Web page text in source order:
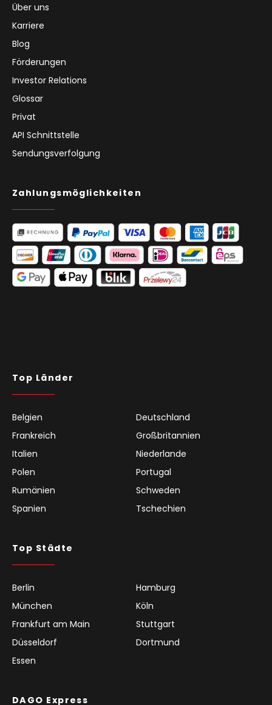
Über uns
Karriere
Blog
Förderungen
Investor Relations
Glossar
Privat
API Schnittstelle
Sendungsverfolgung
Zahlungsmöglichkeiten
Top Länder
Belgien
Deutschland
Frankreich
Großbritannien
Italien
Niederlande
Polen
Portugal
Rumänien
Schweden
Spanien
Tschechien
Top Städte
Berlin
Hamburg
München
Köln
Frankfurt am Main
Stuttgart
Düsseldorf
Dortmund
Essen
DAGO Express